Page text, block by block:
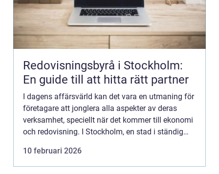
Redovisningsbyrå i Stockholm:
En guide till att hitta rätt partner
I dagens affärsvärld kan det vara en utmaning för
företagare att jonglera alla aspekter av deras
verksamhet, speciellt när det kommer till ekonomi
och redovisning. I Stockholm, en stad i ständig
10 februari 2026